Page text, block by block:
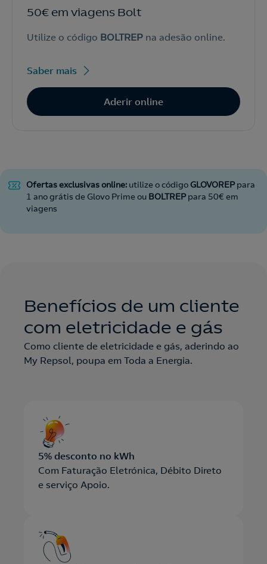
50€ em viagens Bolt
Utilize o código BOLTREP na adesão online.
Saber mais
Aderir online
Ofertas exclusivas online: utilize o códigoGLOVOREPpara
1 ano grátis de Glovo Prime ou BOLTREPpara 50€ em
viagens
Benefícios de um cliente
com eletricidade e gás
Como cliente de eletricidade e gás, aderindo ao
My Repsol, poupa em Toda a Energia.
5% desconto no kWh
Com Faturação Eletrónica, Débito Direto
e serviço Apoio.